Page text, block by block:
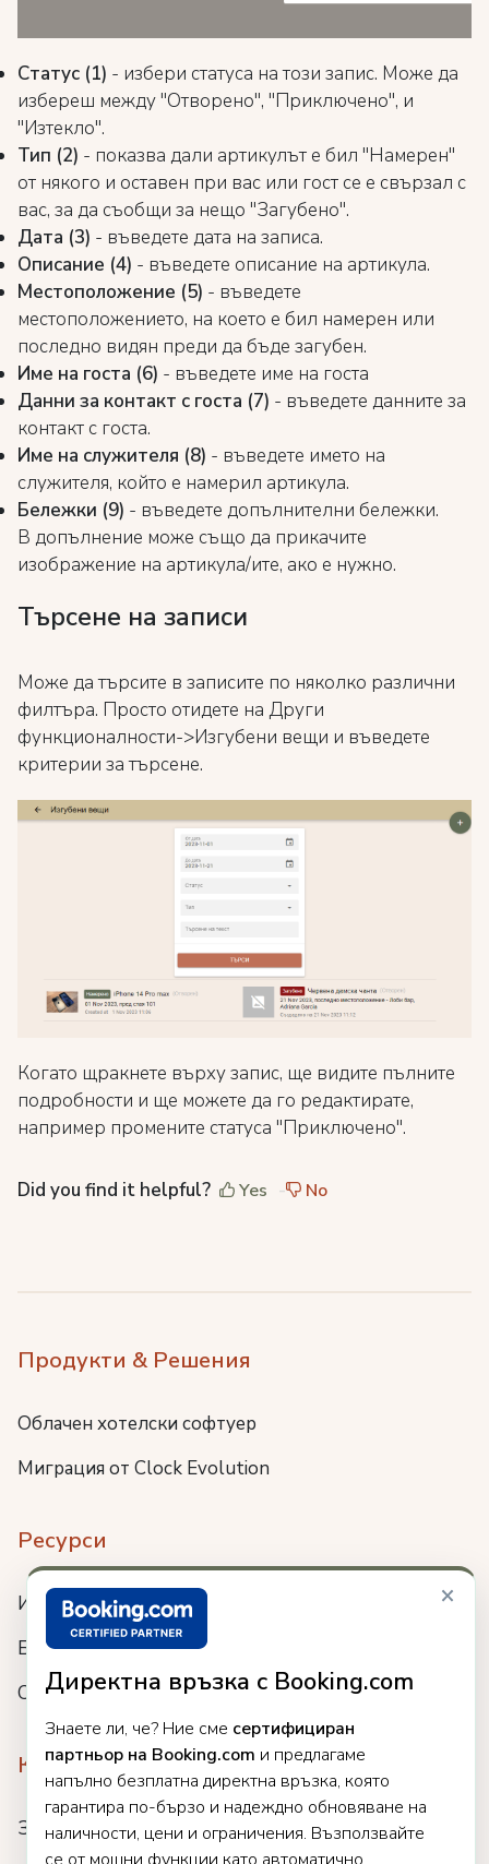
×
Директна връзка с Booking.com
Знаете ли, че? Ние сме сертифициран
партньор на Booking.com и предлагаме
напълно безплатна директна връзка, която
гарантира по-бързо и надеждно обновяване на
наличности, цени и ограничения. Възползвайте
Статус (1) - избери статуса на този запис. Може да
избереш между "Отворено", "Приключено", и
"Изтекло".
Тип (2) - показва дали артикулът е бил "Намерен"
от някого и оставен при вас или гост се е свързал с
вас, за да съобщи за нещо "Загубено".
Дата (3) - въведете дата на записа.
Описание (4) - въведете описание на артикула.
Местоположение (5) - въведете
местоположението, на което е бил намерен или
последно видян преди да бъде загубен.
Име на госта (6) - въведете име на госта
Данни за контакт с госта (7) - въведете данните за
контакт с госта.
Име на служителя (8) - въведете името на
служителя, който е намерил артикула.
Бележки (9) - въведете допълнителни бележки.
В допълнение може също да прикачите
изображение на артикула/ите, ако е нужно.
Търсене на записи
Може да търсите в записите по няколко различни
филтъра. Просто отидете на Други
функционалности->Изгубени вещи и въведете
критерии за търсене.
Когато щракнете върху запис, ще видите пълните
подробности и ще можете да го редактирате,
например промените статуса "Приключено".
Did you find it helpful? Yes No
Продукти & Решения
Облачен хотелски софтуер
Миграция от Clock Evolution
Ресурси
Интеграции
Блог
Събития
Компания
За нас